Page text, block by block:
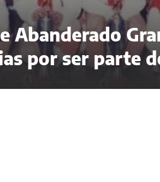
Abanderado
por ser parte